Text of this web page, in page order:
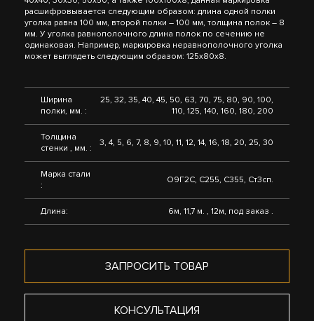
расшифровывается следующим образом: длина одной полки
уголка равна 100 мм, второй полки – 100 мм, толщина полок – 8
мм. У уголка равнополочного длина полок по сечению не
одинаковая. Например, маркировка неравнополочного уголка
может выглядеть следующим образом: 125х80х8.
Ширина
полки, мм. :
25, 32, 35, 40, 45, 50, 63, 70, 75, 80, 90, 100,
110, 125, 140, 160, 180, 200
Толщина
стенки , мм. :
3, 4, 5, 6, 7, 8, 9, 10, 11, 12, 14, 16, 18, 20, 25, 30
Марка стали
:
О9Г2С, С255, С355, Ст3сп.
Длина: 6м, 11,7 м. , 12м, под заказ .
ЗАПРОСИТЬ ТОВАР
КОНСУЛЬТАЦИЯ